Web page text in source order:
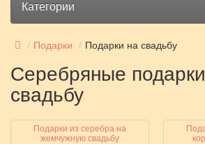
Категории
Подарки Подарки на свадьбу
Серебряные
свадьбу
Подарки из серебра на
жемчужную свадьбу